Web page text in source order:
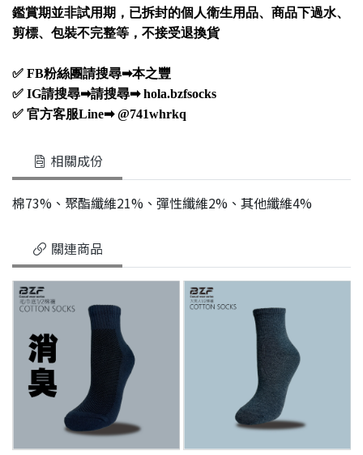
鑑賞期並非試用期，已拆封的個人衛生用品、商品下過水、
剪標、包裝不完整等，不接受退換貨
✅ FB粉絲團請搜尋➡本之豐
✅ IG請搜尋➡請搜尋➡ hola.bzfsocks
✅ 官方客服Line➡ @741whrkq
相關成份
棉73%、聚酯纖維21%、彈性纖維2%、其他纖維4%
關連商品